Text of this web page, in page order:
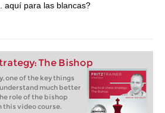
aquí para las blancas?
The Bishop
one of the key things
much better
role of the bishop
this video course.